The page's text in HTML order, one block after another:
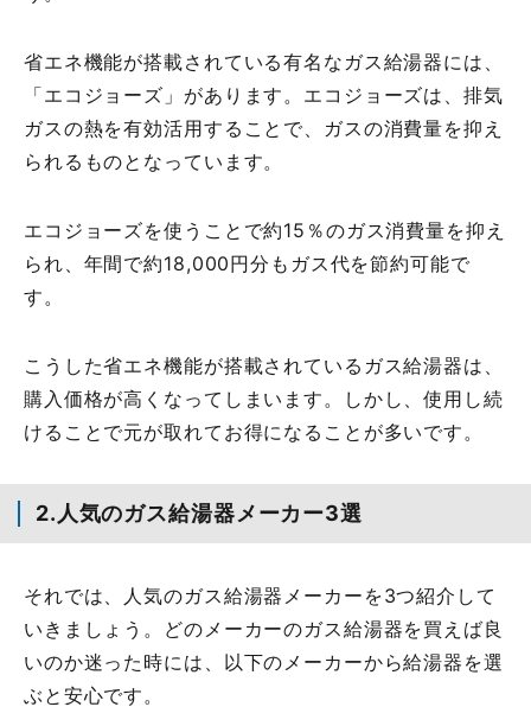
省エネ機能が搭載されている有名なガス給湯器には、
「エコジョーズ」があります。エコジョーズは、排気
ガスの熱を有効活用することで、ガスの消費量を抑え
られるものとなっています。
エコジョーズを使うことで約15％のガス消費量を抑え
られ、年間で約18,000円分もガス代を節約可能で
す。
こうした省エネ機能が搭載されているガス給湯器は、
購入価格が高くなってしまいます。しかし、使用し続
けることで元が取れてお得になることが多いです。
2.人気のガス給湯器メーカー3選
それでは、人気のガス給湯器メーカーを3つ紹介して
いきましょう。どのメーカーのガス給湯器を買えば良
いのか迷った時には、以下のメーカーから給湯器を選
ぶと安心です。